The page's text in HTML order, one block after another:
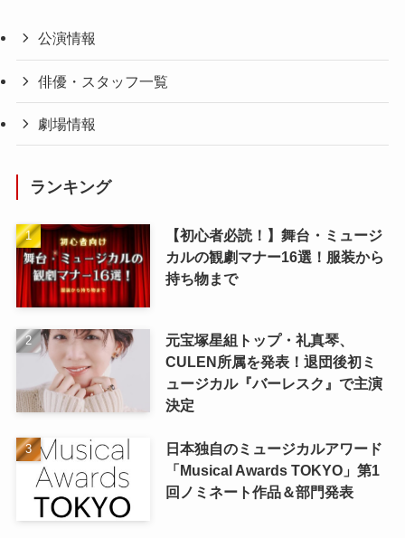
公演情報
俳優・スタッフ一覧
劇場情報
ランキング
【初心者必読！】舞台・ミュージ
カルの観劇マナー16選！服装から
持ち物まで
元宝塚星組トップ・礼真琴、
CULEN所属を発表！退団後初ミ
ュージカル『バーレスク』で主演
決定
日本独自のミュージカルアワード
「Musical Awards TOKYO」第1
回ノミネート作品＆部門発表